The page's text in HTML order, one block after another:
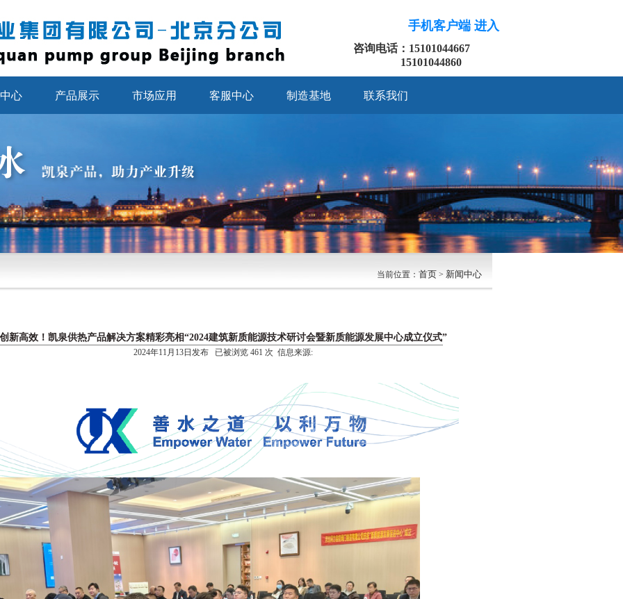
手机客户端 进入
咨询电话：15101044667
15101044860
心 产品展示 市场应用 客服中心 制造基地 联系我们
当前位置： 首页 > 新闻中心
创新高效！凯泉供热产品解决方案精彩亮相“2024建筑新质能源技术研讨会暨新质能源发展中心成立仪式”
2024年11月13日发布 已被浏览 461 次 信息来源: